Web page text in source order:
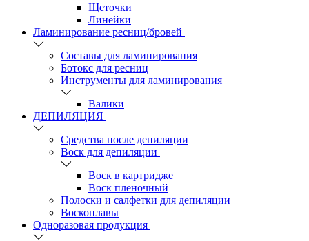
Щеточки
Линейки
Ламинирование ресниц/бровей
Составы для ламинирования
Ботокс для ресниц
Инструменты для ламинирования
Валики
ДЕПИЛЯЦИЯ
Средства после депиляции
Воск для депиляции
Воск в картридже
Воск пленочный
Полоски и салфетки для депиляции
Воскоплавы
Одноразовая продукция